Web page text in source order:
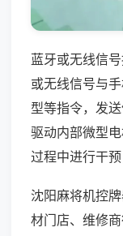
蓝牙或无线信
或无线信号与
型等指令，发
驱动内部微型
过程中进行干预
沈阳麻将机控
材门店、维修